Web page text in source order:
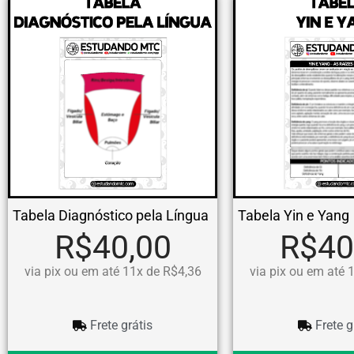
Tabela Diagnóstico pela Língua
R$40,00
via pix ou em até 11x de R$4,36
Frete grátis
Tabela Yin e Yang
via pix ou em até
Frete